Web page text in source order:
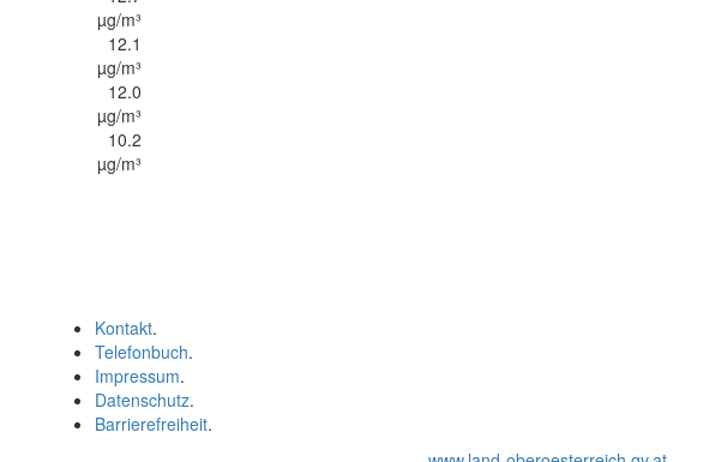
µg/m³
12.1
µg/m³
12.0
µg/m³
10.2
µg/m³
Kontakt.
Telefonbuch.
Impressum.
Datenschutz.
Barrierefreiheit.